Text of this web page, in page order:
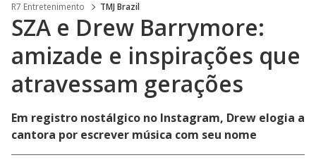
R7 Entretenimento TMJ Brazil
SZA e Drew Barrymore:
amizade e inspirações que
atravessam gerações
Em registro nostálgico no Instagram, Drew elogia a
cantora por escrever música com seu nome